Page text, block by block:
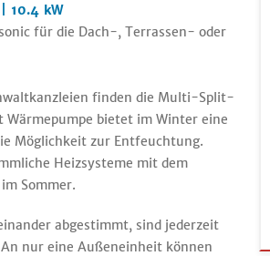
10.4 kW
für die Dach-, Terrassen- oder
finden die Multi-Split-
bietet im Winter eine
Möglichkeit zur Entfeuchtung.
Heizsysteme mit dem
Sommer.
abgestimmt, sind jederzeit
nur eine Außeneinheit können